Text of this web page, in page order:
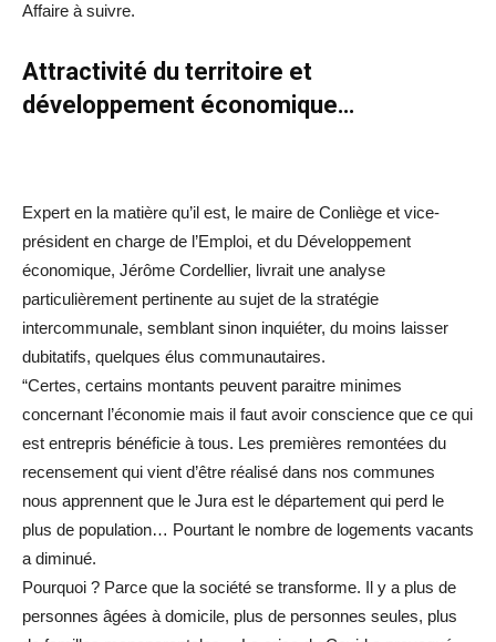
Affaire à suivre.
Attractivité du territoire et
développement économique…
Expert en la matière qu’il est, le maire de Conliège et vice-
président en charge de l’Emploi, et du Développement
économique, Jérôme Cordellier, livrait une analyse
particulièrement pertinente au sujet de la stratégie
intercommunale, semblant sinon inquiéter, du moins laisser
dubitatifs, quelques élus communautaires.
“Certes, certains montants peuvent paraitre minimes
concernant l’économie mais il faut avoir conscience que ce qui
est entrepris bénéficie à tous. Les premières remontées du
recensement qui vient d’être réalisé dans nos communes
nous apprennent que le Jura est le département qui perd le
plus de population… Pourtant le nombre de logements vacants
a diminué.
Pourquoi ? Parce que la société se transforme. Il y a plus de
personnes âgées à domicile, plus de personnes seules, plus